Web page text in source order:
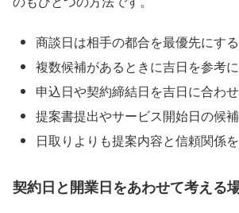
商談日は相手の都合を最優先にする
複数候補があるときに吉日を参考
申込日や契約締結日を吉日に合わ
提案書提出やサービス開始日の候
日取りよりも提案内容と信頼関係
契約日と開業日をあわせて考える